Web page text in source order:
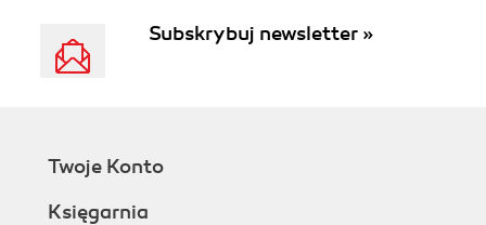
Subskrybuj newsletter »
Twoje Konto
Księgarnia